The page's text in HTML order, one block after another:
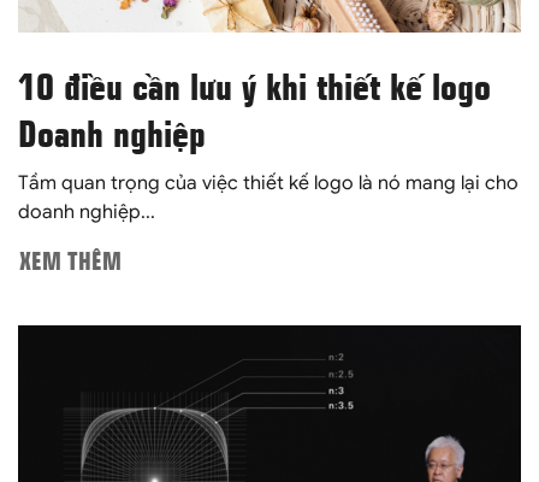
10 điều cần lưu ý khi thiết kế logo
Doanh nghiệp
Tầm quan trọng của việc thiết kế logo là nó mang lại cho
doanh nghiệp...
XEM THÊM